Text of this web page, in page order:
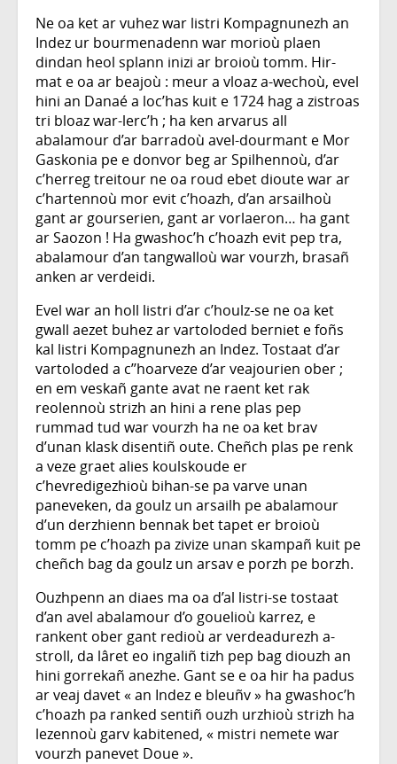
Ne oa ket ar vuhez war listri Kompagnunezh an
Indez ur bourmenadenn war morioù plaen
dindan heol splann inizi ar broioù tomm. Hir-
mat e oa ar beajoù : meur a vloaz a-wechoù, evel
hini an Danaé a loc’has kuit e 1724 hag a zistroas
tri bloaz war-lerc’h ; ha ken arvarus all
abalamour d’ar barradoù avel-dourmant e Mor
Gaskonia pe e donvor beg ar Spilhennoù, d’ar
c’herreg treitour ne oa roud ebet dioute war ar
c’hartennoù mor evit c’hoazh, d’an arsailhoù
gant ar gourserien, gant ar vorlaeron… ha gant
ar Saozon ! Ha gwashoc’h c’hoazh evit pep tra,
abalamour d’an tangwalloù war vourzh, brasañ
anken ar verdeidi.
Evel war an holl listri d’ar c’houlz-se ne oa ket
gwall aezet buhez ar vartoloded berniet e foñs
kal listri Kompagnunezh an Indez. Tostaat d’ar
vartoloded a c’’hoarveze d’ar veajourien ober ;
en em veskañ gante avat ne raent ket rak
reolennoù strizh an hini a rene plas pep
rummad tud war vourzh ha ne oa ket brav
d’unan klask disentiñ oute. Cheñch plas pe renk
a veze graet alies koulskoude er
c’hevredigezhioù bihan-se pa varve unan
paneveken, da goulz un arsailh pe abalamour
d’un derzhienn bennak bet tapet er broioù
tomm pe c’hoazh pa zivize unan skampañ kuit pe
cheñch bag da goulz un arsav e porzh pe borzh.
Ouzhpenn an diaes ma oa d’al listri-se tostaat
d’an avel abalamour d’o gouelioù karrez, e
rankent ober gant redioù ar verdeadurezh a-
stroll, da lâret eo ingaliñ tizh pep bag diouzh an
hini gorrekañ anezhe. Gant se e oa hir ha padus
ar veaj davet « an Indez e bleuñv » ha gwashoc’h
c’hoazh pa ranked sentiñ ouzh urzhioù strizh ha
lezennoù garv kabitened, « mistri nemete war
vourzh panevet Doue ».